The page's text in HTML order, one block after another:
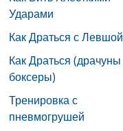
Ударами
Как Драться с Левшой
Как Драться (драчуны
боксеры)
Тренировка с
пневмогрушей